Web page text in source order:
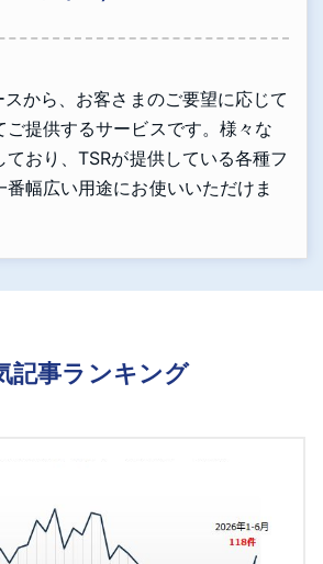
から、お客さまのご要望に応じて
ご提供するサービスです。様々な
おり、TSRが提供している各種フ
番幅広い用途にお使いいただけま
記事ランキング